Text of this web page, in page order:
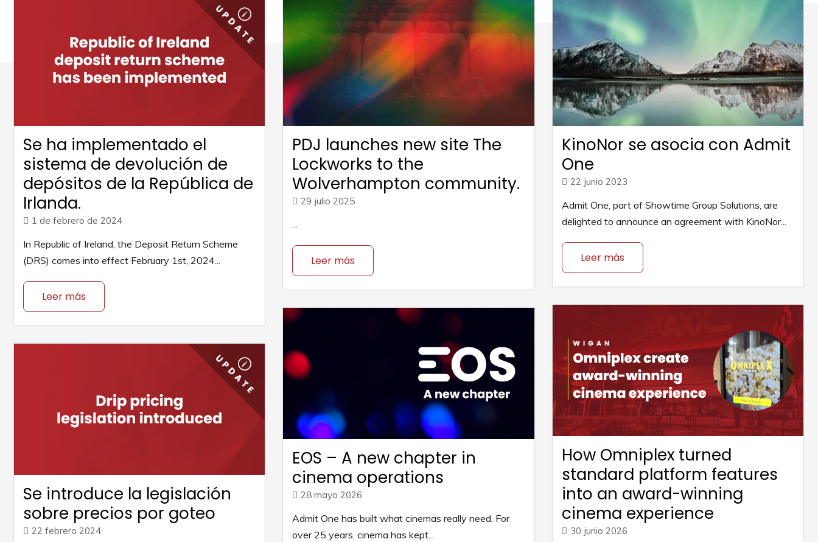
Se ha implementado el
sistema de devolución de
depósitos de la República de
Irlanda.
1 de febrero de 2024
In Republic of Ireland, the Deposit Return Scheme
(DRS) comes into effect February 1st, 2024...
Leer más
PDJ launches new site The
Lockworks to the
Wolverhampton community.
29 julio 2025
Leer más
KinoNor se asocia con Admit
One
22 junio 2023
Admit One, part of Showtime Group Solutions, are
delighted to announce an agreement with KinoNor...
Leer más
How Omniplex turned
standard platform features
into an award-winning
cinema experience
30 junio 2026
EOS – A new chapter in
cinema operations
28 mayo 2026
Admit One has built what cinemas really need. For
over 25 years, cinema has kept...
Se introduce la legislación
sobre precios por goteo
22 febrero 2024